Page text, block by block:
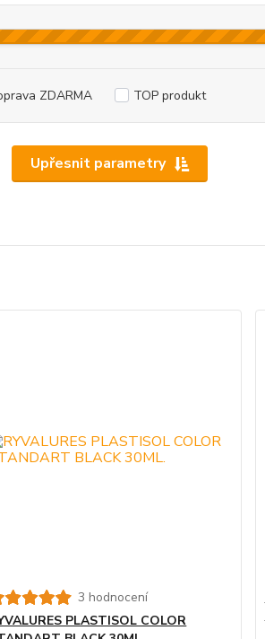
Upřesnit parametry
ZDARMA TOP produkt
3 hodnocení
PLASTISOL COLOR